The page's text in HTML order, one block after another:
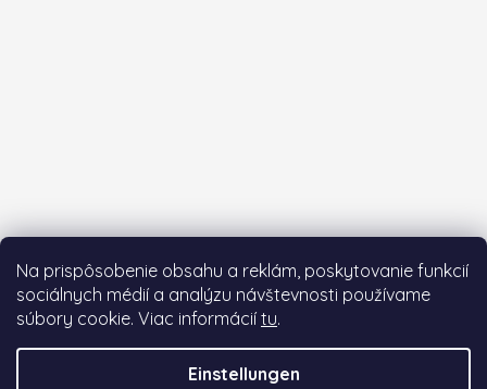
Na prispôsobenie obsahu a reklám, poskytovanie funkcií
sociálnych médií a analýzu návštevnosti používame
súbory cookie. Viac informácií tu.
Einstellungen